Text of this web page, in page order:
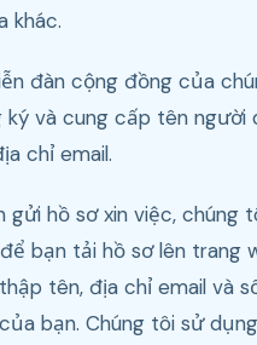
khác.
đàn cộng đồng của
ký và cung cấp tên người
chỉ email.
gửi hồ sơ xin việc, chúng
bạn tải hồ sơ lên trang
tên, địa chỉ email và
bạn. Chúng tôi sử